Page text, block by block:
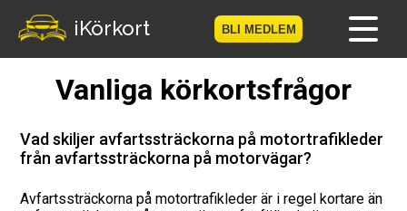
iKörkort BLI MEDLEM
Hem
Bli medlem
Vanliga körkortsfrågor
Vad skiljer avfartssträckorna på motortrafikleder
från avfartssträckorna på motorvägar?
Avfartssträckorna på motortrafikleder är i regel kortare än